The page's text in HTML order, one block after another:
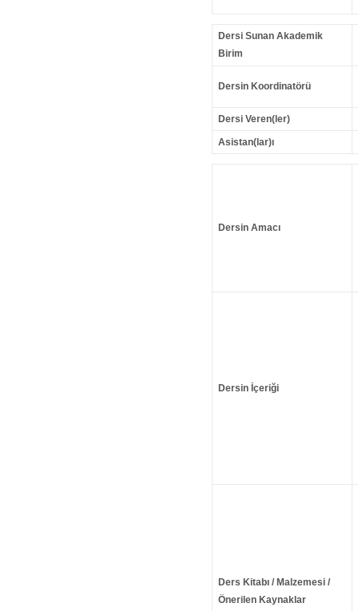
Dersi Sunan Akademik
Birim
Dersin Koordinatörü
Dersi Veren(ler)
Asistan(lar)ı
Dersin Amacı
Dersin İçeriği
Ders Kitabı / Malzemesi /
Önerilen Kaynaklar